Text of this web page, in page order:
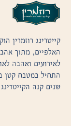
קייטרינג רוזמרין
האלפיים, מתוך
לאירועים ואהבה
התחיל במטבח קטן
שנים קנה